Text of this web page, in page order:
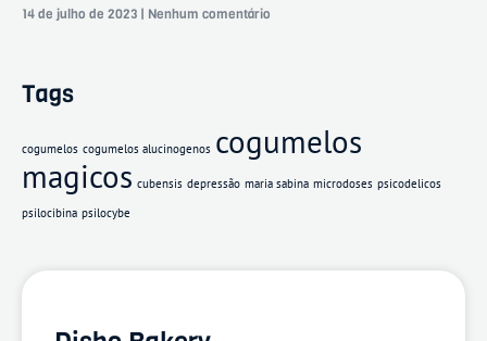
14 de julho de 2023 Nenhum comentário
Tags
cogumelos cogumelos alucinogenos cogumelos
magicos cubensis depressão maria sabina microdoses psicodelicos
psilocibina psilocybe